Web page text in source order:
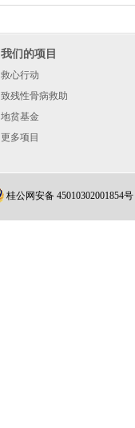
我们的项目
救心行动
致残性骨病救助
地贫基金
更多项目
桂公网安备 45010302001854号